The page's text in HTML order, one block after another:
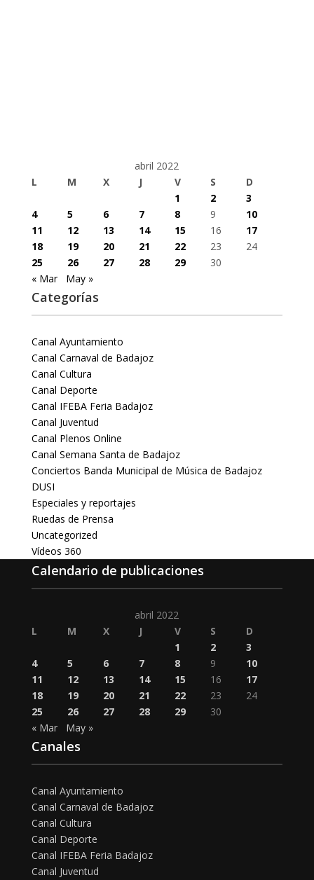
abril 2022
L
M X J V S
D
1
2
3
4
5 6 7 8 9
10
11
12 13 14 15 16
17
18
19 20 21 22 23
24
25
26 27 28 29
30
« Mar
May »
Categorías
Canal Ayuntamiento
Canal Carnaval de Badajoz
Canal Cultura
Canal Deporte
Canal IFEBA Feria Badajoz
Canal Juventud
Canal Plenos Online
Canal Semana Santa de Badajoz
Conciertos Banda Municipal de Música de Badajoz
DUSI
Especiales y reportajes
Ruedas de Prensa
Uncategorized
Vídeos 360
Calendario de publicaciones
abril 2022
L
M X J V S
D
1
2
3
4
5 6 7 8 9
10
11
12 13 14 15 16
17
18
19 20 21 22 23
24
25
26 27 28 29
30
« Mar
May »
Canales
Canal Ayuntamiento
Canal Carnaval de Badajoz
Canal Cultura
Canal Deporte
Canal IFEBA Feria Badajoz
Canal Juventud